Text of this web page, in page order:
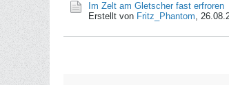
Im Zelt am Gletscher fast erfroren
Erstellt von Fritz_Phantom,